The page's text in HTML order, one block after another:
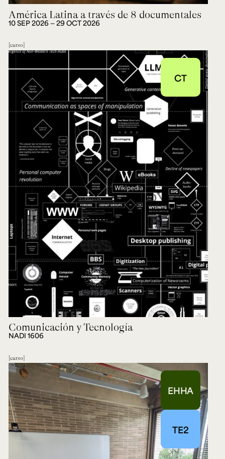
América Latina a través de 8 documentales
10 SEP 2026 ― 29 OCT 2026
curso
CT
Comunicación y Tecnología
NADI 1606
curso
EHHA
TE2